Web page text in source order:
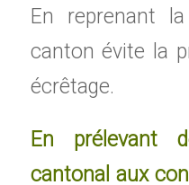
En reprenant
canton évite la
écrêtage.
En prélevant
cantonal aux